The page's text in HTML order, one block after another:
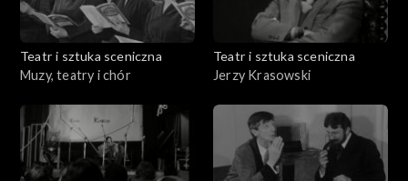
Teatr i sztuka sceniczna
Muzy, teatry i chór
Teatr i sztuka sceniczna
Jerzy Krasowski